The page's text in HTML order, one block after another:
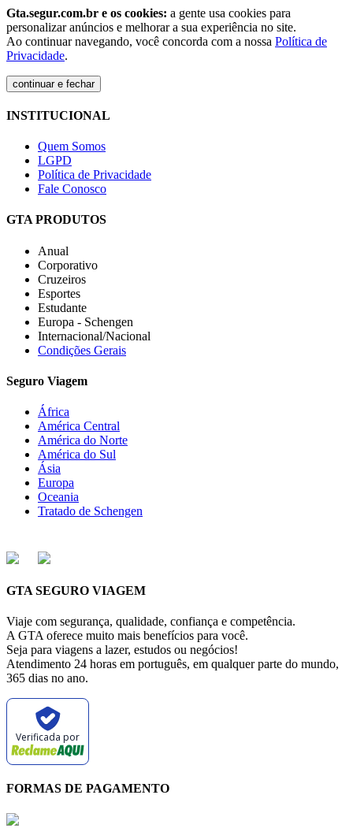
Gta.segur.com.br e os cookies: a gente usa cookies para
personalizar anúncios e melhorar a sua experiência no site.
Ao continuar navegando, você concorda com a nossa Política de
Privacidade.
continuar e fechar
INSTITUCIONAL
Quem Somos
LGPD
Política de Privacidade
Fale Conosco
GTA PRODUTOS
Anual
Corporativo
Cruzeiros
Esportes
Estudante
Europa - Schengen
Internacional/Nacional
Condições Gerais
Seguro Viagem
África
América Central
América do Norte
América do Sul
Ásia
Europa
Oceania
Tratado de Schengen
GTA SEGURO VIAGEM
Viaje com segurança, qualidade, confiança e competência.
A GTA oferece muito mais benefícios para você.
Seja para viagens a lazer, estudos ou negócios!
Atendimento 24 horas em português, em qualquer parte do mundo,
365 dias no ano.
Verificada por
FORMAS DE PAGAMENTO